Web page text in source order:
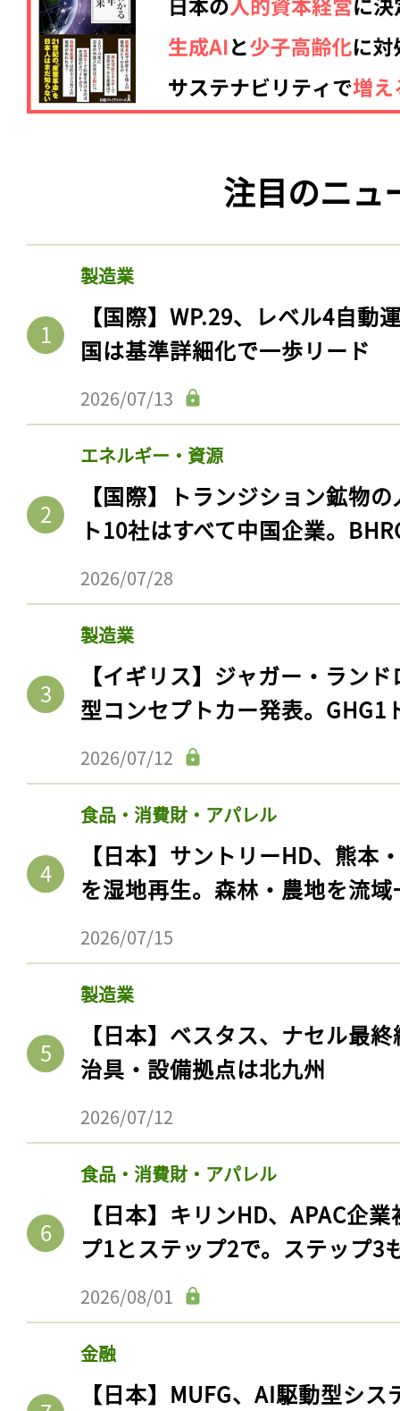
注目のニュ
製造業
【国際】WP.29、レベル4自動
国は基準詳細化で一歩リード
2026/07/13
エネルギー・資源
【国際】トランジション鉱物
ト10社はすべて中国企業。
2026/07/28
製造業
【イギリス】ジャガー・ラン
型コンセプトカー発表。GHG1
2026/07/12
食品・消費財・アパレル
【日本】サントリーHD、熊本
を湿地再生。森林・農地を流
2026/07/15
製造業
【日本】ベスタス、ナセル最
治具・設備拠点は北九州
2026/07/12
食品・消費財・アパレル
【日本】キリンHD、APAC企
プ1とステップ2で。ステップ3
2026/08/01
金融
【日本】MUFG、AI駆動型シ
記事をお気に入りに
ログイン
会員登録